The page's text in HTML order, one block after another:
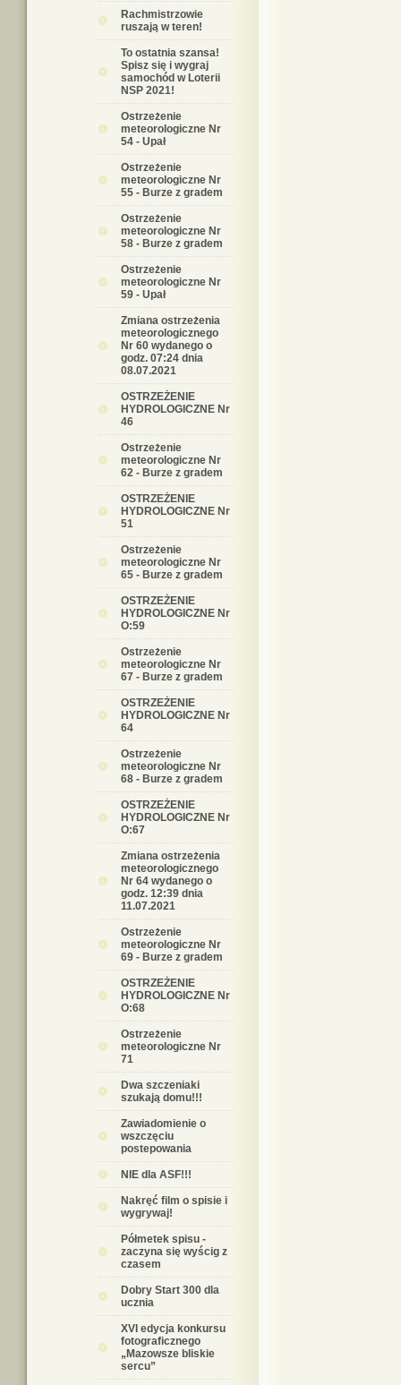
Rachmistrzowie
ruszają w teren!
To ostatnia szansa!
Spisz się i wygraj
samochód w Loterii
NSP 2021!
Ostrzeżenie
meteorologiczne Nr
54 - Upał
Ostrzeżenie
meteorologiczne Nr
55 - Burze z gradem
Ostrzeżenie
meteorologiczne Nr
58 - Burze z gradem
Ostrzeżenie
meteorologiczne Nr
59 - Upał
Zmiana ostrzeżenia
meteorologicznego
Nr 60 wydanego o
godz. 07:24 dnia
08.07.2021
OSTRZEŻENIE
HYDROLOGICZNE Nr
46
Ostrzeżenie
meteorologiczne Nr
62 - Burze z gradem
OSTRZEŻENIE
HYDROLOGICZNE Nr
51
Ostrzeżenie
meteorologiczne Nr
65 - Burze z gradem
OSTRZEŻENIE
HYDROLOGICZNE Nr
O:59
Ostrzeżenie
meteorologiczne Nr
67 - Burze z gradem
OSTRZEŻENIE
HYDROLOGICZNE Nr
64
Ostrzeżenie
meteorologiczne Nr
68 - Burze z gradem
OSTRZEŻENIE
HYDROLOGICZNE Nr
O:67
Zmiana ostrzeżenia
meteorologicznego
Nr 64 wydanego o
godz. 12:39 dnia
11.07.2021
Ostrzeżenie
meteorologiczne Nr
69 - Burze z gradem
OSTRZEŻENIE
HYDROLOGICZNE Nr
O:68
Ostrzeżenie
meteorologiczne Nr
71
Dwa szczeniaki
szukają domu!!!
Zawiadomienie o
wszczęciu
postepowania
NIE dla ASF!!!
Nakręć film o spisie i
wygrywaj!
Półmetek spisu -
zaczyna się wyścig z
czasem
Dobry Start 300 dla
ucznia
XVI edycja konkursu
fotograficznego
„Mazowsze bliskie
sercu”